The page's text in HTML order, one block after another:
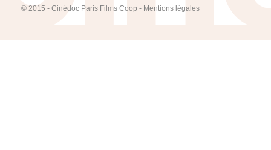
© 2015 - Cinédoc Paris Films Coop - Mentions légales